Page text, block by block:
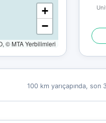
+
−
© MTA Yerbilimleri
100 km yarıçapında,